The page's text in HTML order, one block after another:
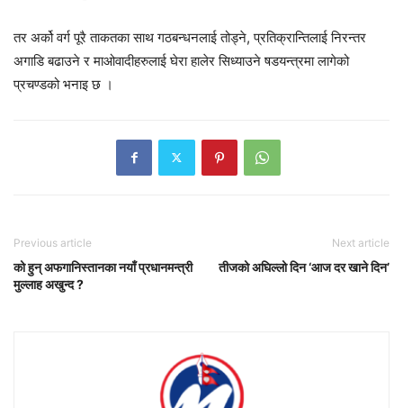
तर अर्को वर्ग पूरै ताकतका साथ गठबन्धनलाई तोड्ने, प्रतिक्रान्तिलाई निरन्तर
अगाडि बढाउने र माओवादीहरुलाई घेरा हालेर सिध्याउने षडयन्त्रमा लागेको
प्रचण्डको भनाइ छ ।
Previous article
को हुन् अफगानिस्तानका नयाँ प्रधानमन्त्री
मुल्लाह अखुन्द ?
Next article
तीजको अघिल्लो दिन ‘आज दर खाने दिन’